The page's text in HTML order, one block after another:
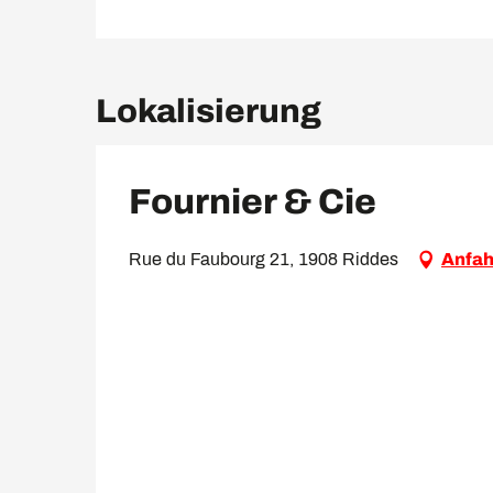
Lokalisierung
Fournier & Cie
Rue du Faubourg 21, 1908 Riddes